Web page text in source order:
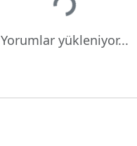
Yorumlar yükleniyor...